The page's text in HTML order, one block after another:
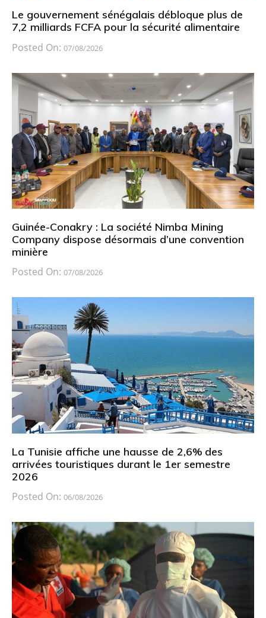
Le gouvernement sénégalais débloque plus de
7,2 milliards FCFA pour la sécurité alimentaire
Posted On: 07/08/2026
Guinée-Conakry : La société Nimba Mining
Company dispose désormais d’une convention
minière
Posted On: 07/08/2026
La Tunisie affiche une hausse de 2,6% des
arrivées touristiques durant le 1er semestre
2026
Posted On: 06/08/2026